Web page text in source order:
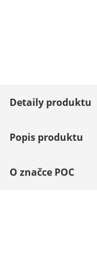
Detaily produktu
Popis produktu
O značce POC